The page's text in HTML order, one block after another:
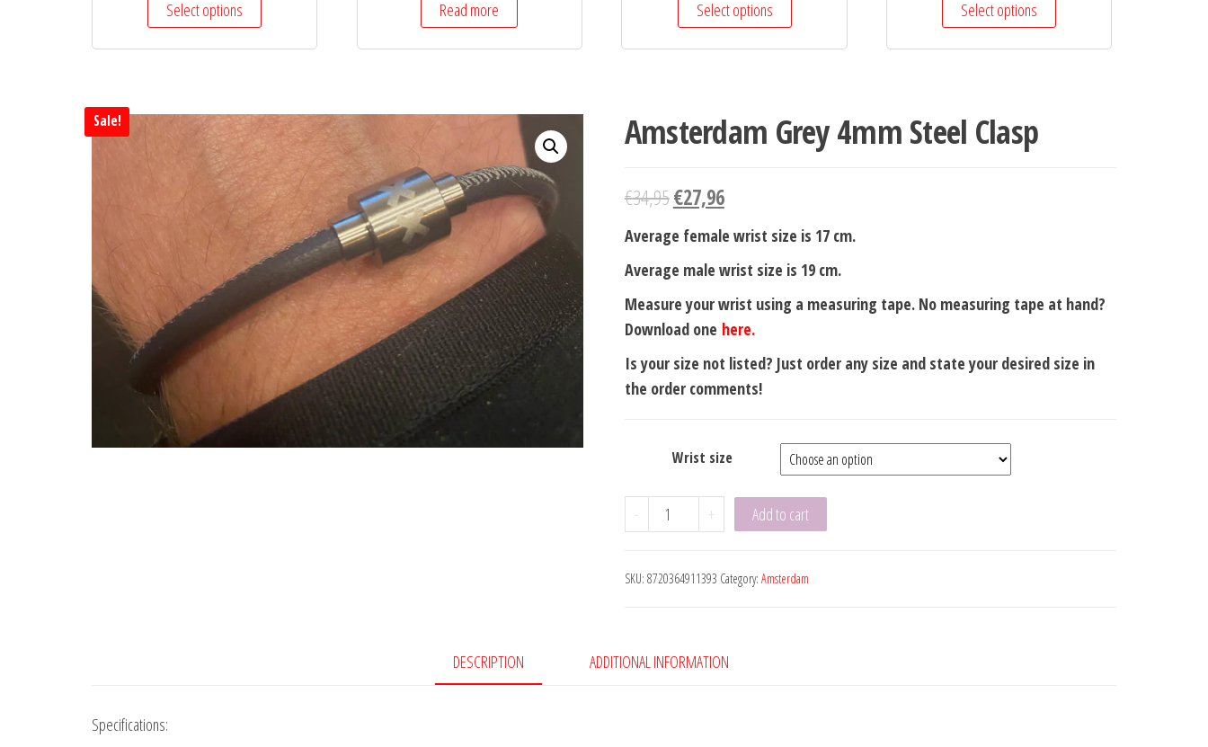
Select options Read more Select options Select options
Sale! Amsterdam Grey 4mm Steel Clasp
€34,95€27,96
Average female wrist size is 17 cm.
Average male wrist size is 19 cm.
Measure your wrist using a measuring tape. No measuring tape at hand?
Download one here.
Is your size not listed? Just order any size and state your desired size in
the order comments!
Wrist size
-
Amsterdam
Grey
Steel
+ Add to cart
SKU: 8720364911393 Category: Amsterdam
DESCRIPTION ADDITIONAL INFORMATION
Specifications: